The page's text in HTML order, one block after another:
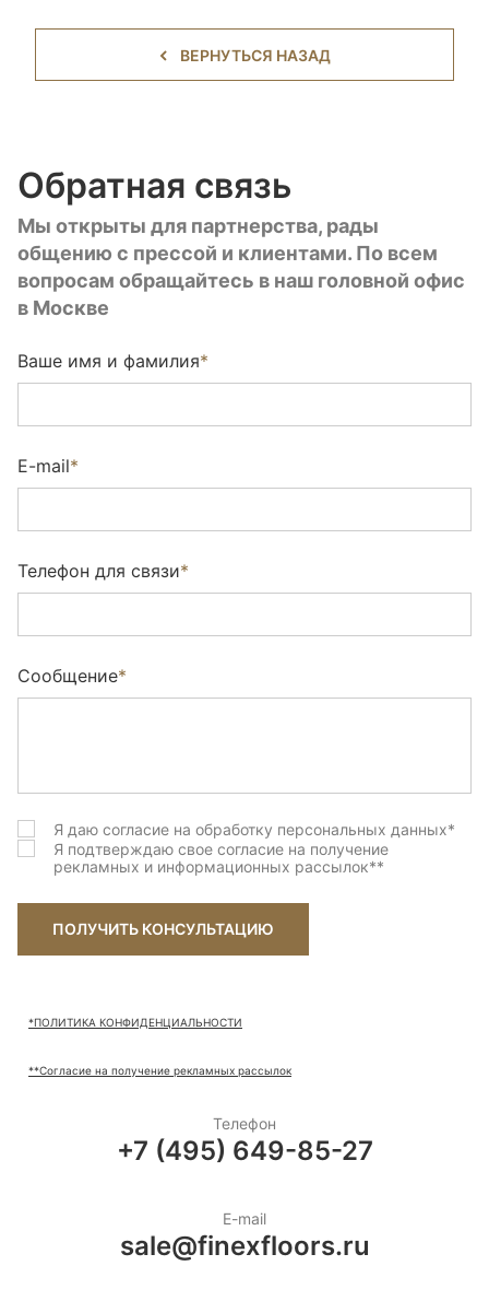
ВЕРНУТЬСЯ НАЗАД
Обратная связь
Мы открыты для партнерства, рады
общению с прессой и клиентами. По всем
вопросам обращайтесь в наш головной офис
в Москве
Ваше имя и фамилия*
E-mail*
Телефон для связи*
Сообщение*
Я даю согласие на обработку персональных данных*
Я подтверждаю свое согласие на получение
рекламных и информационных рассылок**
ПОЛУЧИТЬ КОНСУЛЬТАЦИЮ
*ПОЛИТИКА КОНФИДЕНЦИАЛЬНОСТИ
**Согласие на получение рекламных рассылок
Телефон
+7 (495) 649-85-27
E-mail
sale@finexfloors.ru